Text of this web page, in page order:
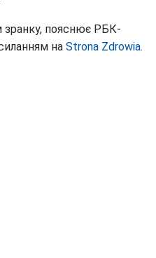
зранку, пояснює РБК-
на Strona Zdrowia.